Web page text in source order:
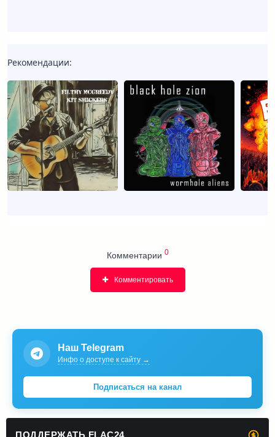
Рекомендации:
Комментарии 0
Комментировать
Наш Telegram
Инфо о доступе к сайту →
Подписаться на канал